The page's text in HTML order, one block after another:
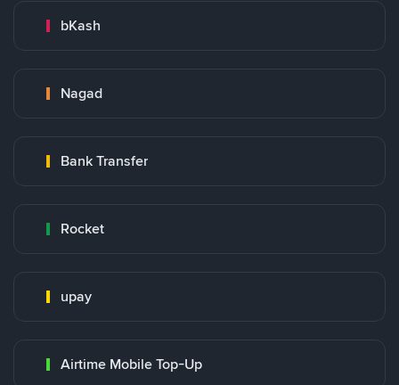
bKash
Nagad
Bank Transfer
Rocket
upay
Airtime Mobile Top-Up